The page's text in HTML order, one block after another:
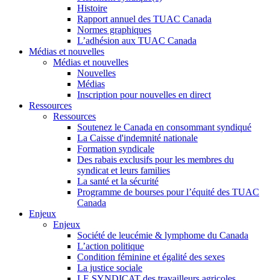
Histoire
Rapport annuel des TUAC Canada
Normes graphiques
L’adhésion aux TUAC Canada
Médias et nouvelles
Médias et nouvelles
Nouvelles
Médias
Inscription pour nouvelles en direct
Ressources
Ressources
Soutenez le Canada en consommant syndiqué
La Caisse d'indemnité nationale
Formation syndicale
Des rabais exclusifs pour les membres du
syndicat et leurs families
La santé et la sécurité
Programme de bourses pour l’équité des TUAC
Canada
Enjeux
Enjeux
Société de leucémie & lymphome du Canada
L’action politique
Condition féminine et égalité des sexes
La justice sociale